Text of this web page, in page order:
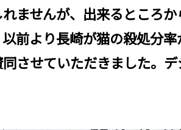
れませんが、出来るところ
以前より長崎が猫の殺処分
同させていただきました。